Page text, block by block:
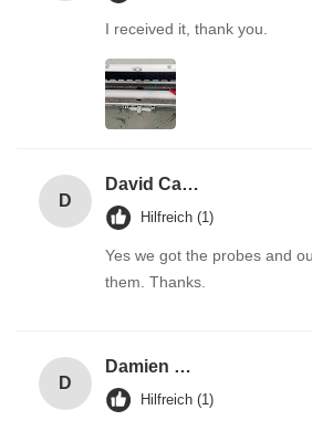
I received it, thank you.
D
David Calabro
Hilfreich (1)
Yes we got the probes and
them. Thanks.
D
Damien GOURDAIN
Hilfreich (1)